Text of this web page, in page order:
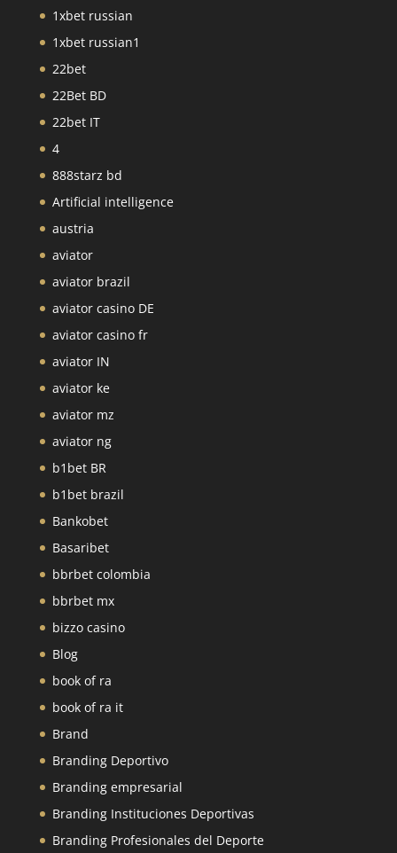
1xbet russian
1xbet russian1
22bet
22Bet BD
22bet IT
4
888starz bd
Artificial intelligence
austria
aviator
aviator brazil
aviator casino DE
aviator casino fr
aviator IN
aviator ke
aviator mz
aviator ng
b1bet BR
b1bet brazil
Bankobet
Basaribet
bbrbet colombia
bbrbet mx
bizzo casino
Blog
book of ra
book of ra it
Brand
Branding Deportivo
Branding empresarial
Branding Instituciones Deportivas
Branding Profesionales del Deporte